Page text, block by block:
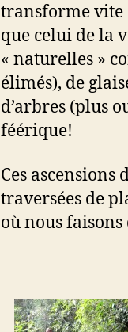
transforme vite
que celui de la
« naturelles »
élimés), de
d’arbres (plus
féérique!
Ces ascensions
traversées de
où nous faisons